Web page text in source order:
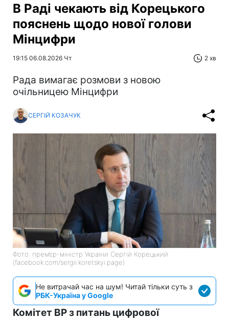
В Раді чекають від Корецького
пояснень щодо нової голови
Мінцифри
19:15 06.08.2026 Чт 2 хв
Рада вимагає розмови з новою
очільницею Мінцифри
СЕРГІЙ КОЗАЧУК
Фото: прем’єр-міністр України Сергій Корецький
(facebook.com/sergii.koretskyi.page)
Не витрачай час на шум! Читай тільки суть з
РБК-Україна у Google
Комітет ВР з питань цифрової